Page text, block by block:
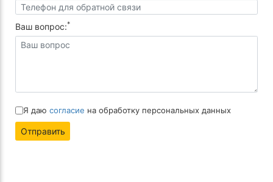
Ваш вопрос:*
Я даю согласие на обработку персональных данных
Отправить